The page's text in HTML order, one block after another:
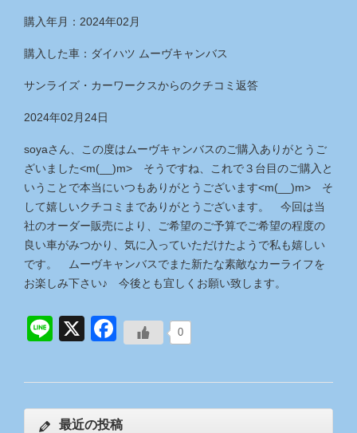
購入年月：2024年02月
購入した車：ダイハツ ムーヴキャンバス
サンライズ・カーワークスからのクチコミ返答
2024年02月24日
soyaさん、この度はムーヴキャンバスのご購入ありがとうご
ざいました<m(__)m> そうですね、これで３台目のご購入と
いうことで本当にいつもありがとうございます<m(__)m> そ
して嬉しいクチコミまでありがとうございます。 今回は当
社のオーダー販売により、ご希望のご予算でご希望の程度の
良い車がみつかり、気に入っていただけたようで私も嬉しい
です。 ムーヴキャンバスでまた新たな素敵なカーライフを
お楽しみ下さい♪ 今後とも宜しくお願い致します。
0
Line
X Facebook
最近の投稿